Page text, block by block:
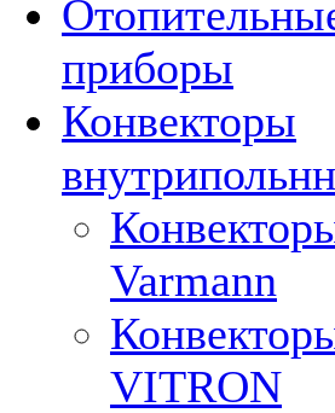
приборы
Конвекторы
Varmann
VITRON